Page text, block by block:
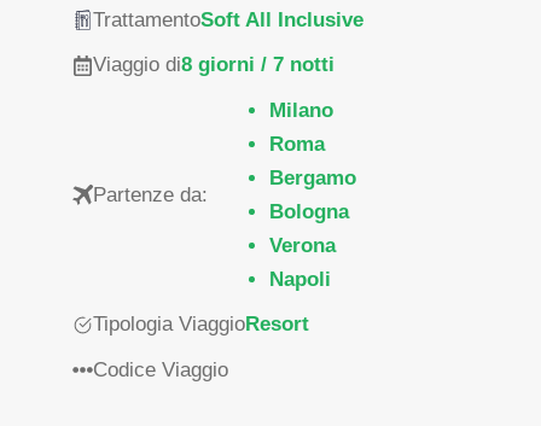
TrattamentoSoft All Inclusive
Viaggio di8 giorni / 7 notti
Partenze da:
Milano
Roma
Bergamo
Bologna
Verona
Napoli
Tipologia ViaggioResort
Codice Viaggio